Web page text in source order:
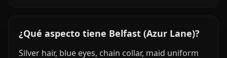
¿Qué aspecto tiene Belfast (Azur Lane)?
Silver hair, blue eyes, chain collar, maid uniform